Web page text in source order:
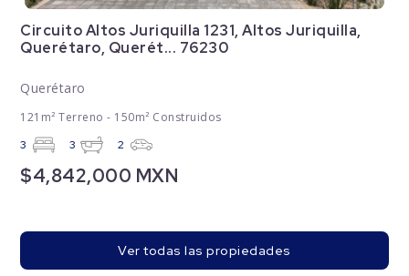
Circuito Altos Juriquilla 1231, Altos Juriquilla,
Querétaro, Querét... 76230
Querétaro
121m² Terreno - 150m² Construidos
3 3 2
$4,842,000 MXN
Ver todas las propiedades